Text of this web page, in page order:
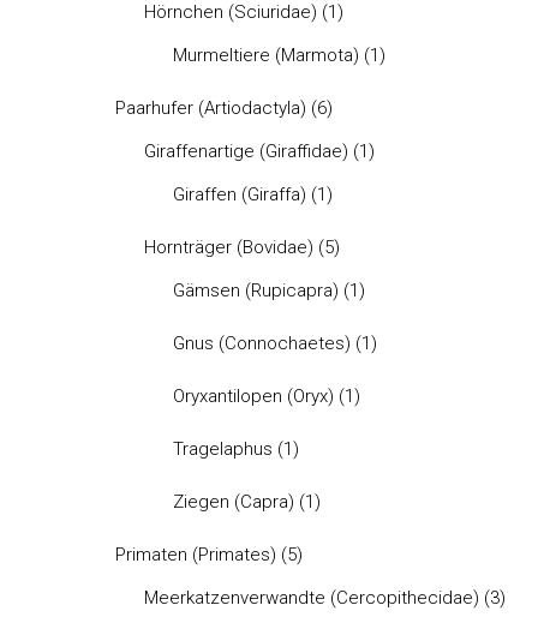
Hörnchen (Sciuridae) (1)
Murmeltiere (Marmota) (1)
Paarhufer (Artiodactyla) (6)
Giraffenartige (Giraffidae) (1)
Giraffen (Giraffa) (1)
Hornträger (Bovidae) (5)
Gämsen (Rupicapra) (1)
Gnus (Connochaetes) (1)
Oryxantilopen (Oryx) (1)
Tragelaphus (1)
Ziegen (Capra) (1)
Primaten (Primates) (5)
Meerkatzenverwandte (Cercopithecidae) (3)